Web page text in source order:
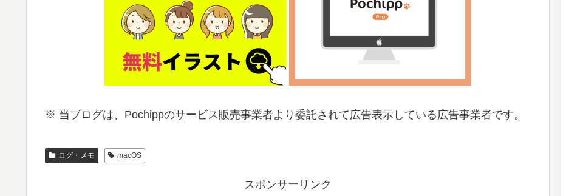
※ 当ブログは、Pochippのサービス販売事業者より委託されて広告表示している広告事業者です。
ログ・メモ macOS
スポンサーリンク